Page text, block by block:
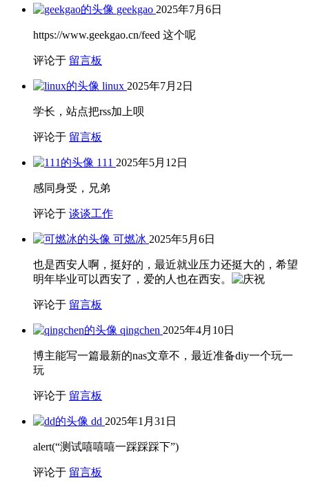
geekgao 2025年7月6日
https://www.geekgao.cn/feed 这个呢
评论于 留言板
linux 2025年7月2日
学长，站点把rss加上呗
评论于 留言板
111 2025年5月12日
感同身受，兄弟
评论于 谈谈工作
可燃冰 2025年5月6日
也是西安人啊，挺好的，最近就业压力还挺大的，希望
明年毕业可以西安了，爱的人也在西安。
评论于 留言板
qingchen 2025年4月10日
博主能写一篇最新的nas文章不，最近准备diy一个玩一
玩
评论于 留言板
dd 2025年1月31日
alert(“测试嘻嘻嘻一踩踩踩下”)
评论于 留言板